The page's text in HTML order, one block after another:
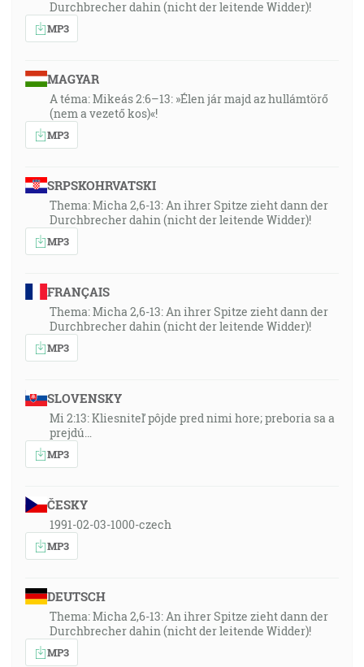
Durchbrecher dahin (nicht der leitende Widder)!
MP3
MAGYAR
A téma: Mikeás 2:6–13: »Élen jár majd az hullámtörő
(nem a vezető kos)«!
MP3
SRPSKOHRVATSKI
Thema: Micha 2,6-13: An ihrer Spitze zieht dann der
Durchbrecher dahin (nicht der leitende Widder)!
MP3
FRANÇAIS
Thema: Micha 2,6-13: An ihrer Spitze zieht dann der
Durchbrecher dahin (nicht der leitende Widder)!
MP3
SLOVENSKY
Mi 2:13: Kliesniteľ pôjde pred nimi hore; preboria sa a
prejdú…
MP3
ČESKY
1991-02-03-1000-czech
MP3
DEUTSCH
Thema: Micha 2,6-13: An ihrer Spitze zieht dann der
Durchbrecher dahin (nicht der leitende Widder)!
MP3